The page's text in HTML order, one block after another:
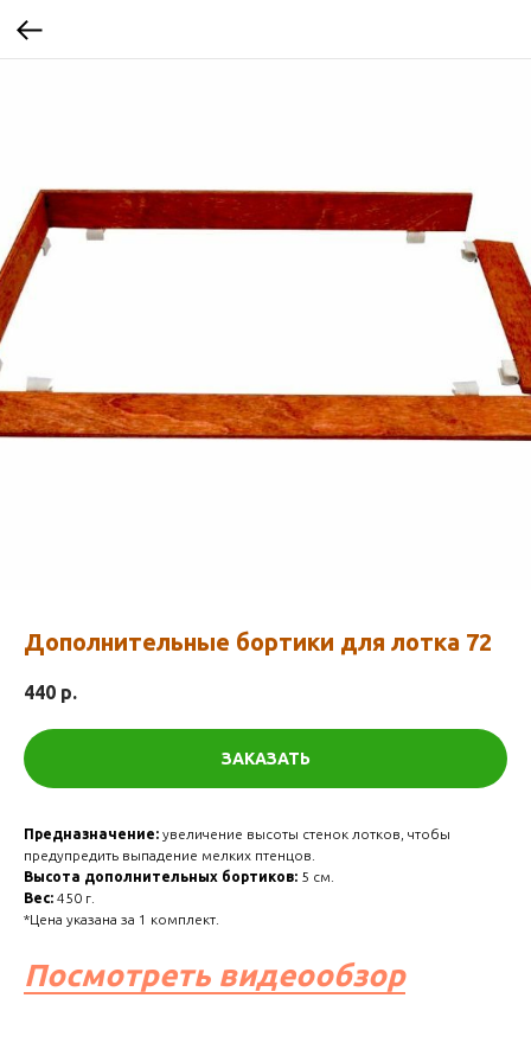
Дополнительные бортики для лотка 72
440 р.
ЗАКАЗАТЬ
Предназначение: увеличение высоты стенок лотков, чтобы
предупредить выпадение мелких птенцов.
Высота дополнительных бортиков: 5 см.
Вес: 450 г.
*Цена указана за 1 комплект.
Посмотреть видеообзор